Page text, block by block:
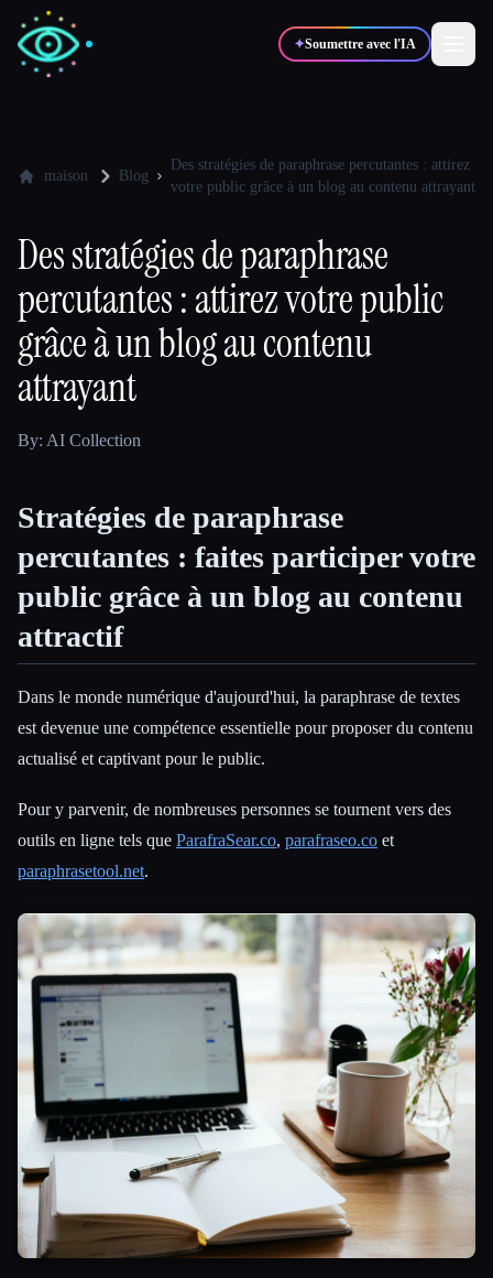
✦Soumettre avec l'IA
🎨Designers
Développeurs Marketeurs
🎓Étudiants 🎬Créateurs
Toutes les catégories
À propos
maison Blog
Des stratégies de paraphrase percutantes : attirez
votre public grâce à un blog au contenu attrayant
Des stratégies de paraphrase
percutantes : attirez votre public
grâce à un blog au contenu
attrayant
By: AI Collection
Stratégies de paraphrase
percutantes : faites participer votre
public grâce à un blog au contenu
attractif
Dans le monde numérique d'aujourd'hui, la paraphrase de textes
est devenue une compétence essentielle pour proposer du contenu
actualisé et captivant pour le public.
Pour y parvenir, de nombreuses personnes se tournent vers des
outils en ligne tels que ParafraSear.co, parafraseo.co et
paraphrasetool.net.